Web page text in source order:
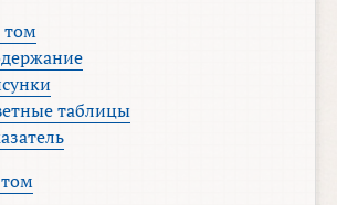
том
таблицы